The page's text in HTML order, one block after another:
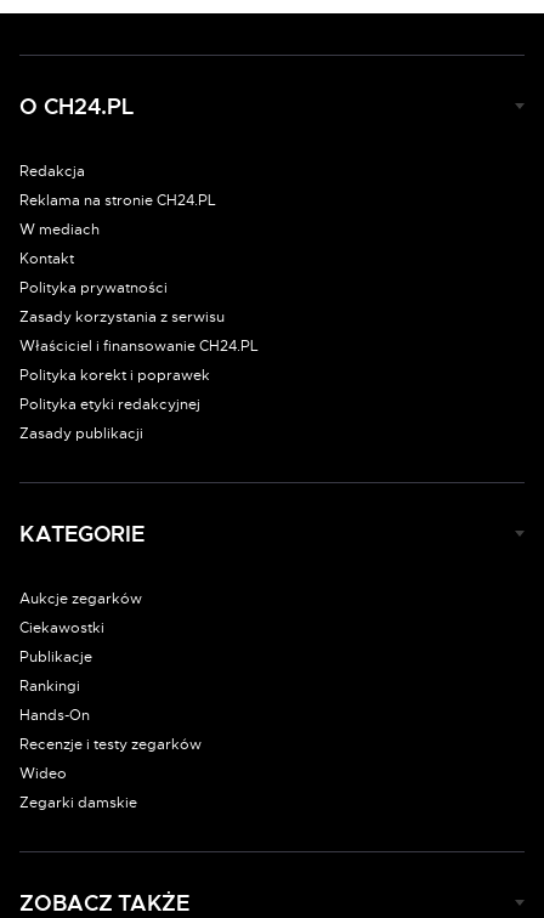
O CH24.PL
Redakcja
Reklama na stronie CH24.PL
W mediach
Kontakt
Polityka prywatności
Zasady korzystania z serwisu
Właściciel i finansowanie CH24.PL
Polityka korekt i poprawek
Polityka etyki redakcyjnej
Zasady publikacji
KATEGORIE
Aukcje zegarków
Ciekawostki
Publikacje
Rankingi
Hands-On
Recenzje i testy zegarków
Wideo
Zegarki damskie
ZOBACZ TAKŻE